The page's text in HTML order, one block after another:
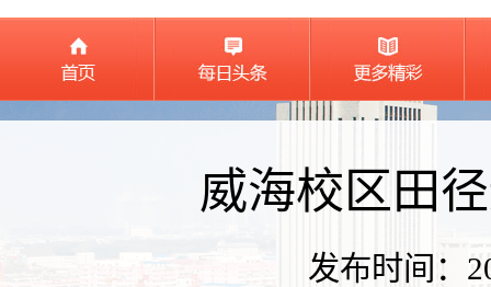
威海校区田
发布时间：